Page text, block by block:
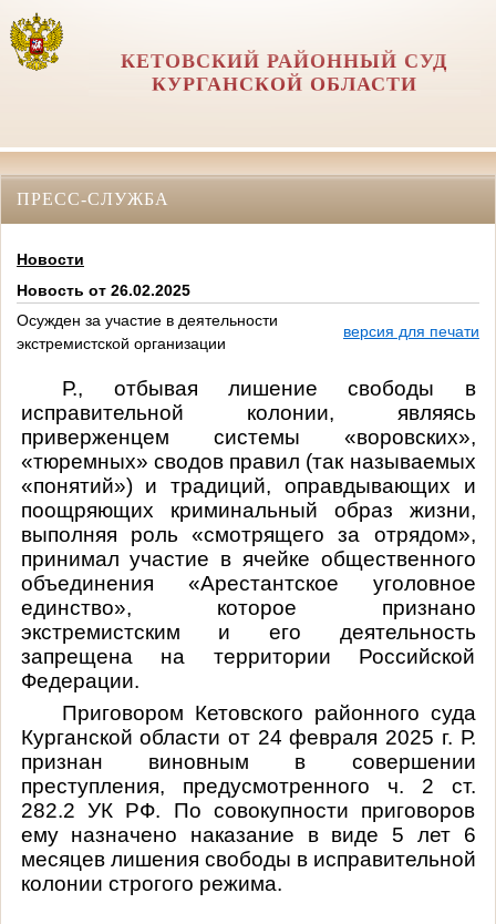
КЕТОВСКИЙ РАЙОННЫЙ СУД
КУРГАНСКОЙ ОБЛАСТИ
ПРЕСС-СЛУЖБА
Новости
Новость от 26.02.2025
Осужден за участие в деятельности
экстремистской организации
версия для печати
Р., отбывая лишение свободы в
исправительной колонии, являясь
приверженцем системы «воровских»,
«тюремных» сводов правил (так называемых
«понятий») и традиций, оправдывающих и
поощряющих криминальный образ жизни,
выполняя роль «смотрящего за отрядом»,
принимал участие в ячейке общественного
объединения «Арестантское уголовное
единство», которое признано
экстремистским и его деятельность
запрещена на территории Российской
Федерации.
Приговором Кетовского районного суда
Курганской области от 24 февраля 2025 г. Р.
признан виновным в совершении
преступления, предусмотренного ч. 2 ст.
282.2 УК РФ. По совокупности приговоров
ему назначено наказание в виде 5 лет 6
месяцев лишения свободы в исправительной
колонии строгого режима.